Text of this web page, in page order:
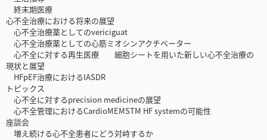
終末期医療
心不全治療における将来の展望
心不全治療薬としてのvericiguat
心不全治療薬としての心筋ミオシンアクチベーター
心不全に対する再生医療 細胞シートを用いた新しい心不全治療の
現状と展望
HFpEF治療におけるIASDR
トピックス
心不全に対するprecision medicineの展望
心不全管理におけるCardioMEMSTM HF systemの可能性
座談会
増え続ける心不全患者にどう対峙するか